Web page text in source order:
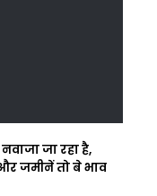
जा रहा है,
जमीनें तो बे भाव